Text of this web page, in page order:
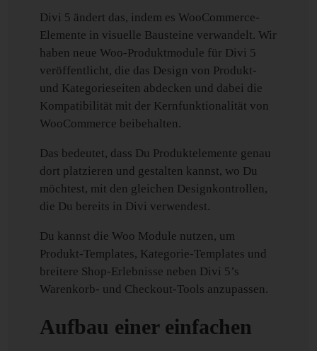
Divi 5 ändert das, indem es WooCommerce-
Elemente in visuelle Bausteine verwandelt. Wir
haben neue Woo-Produktmodule für Divi 5
veröffentlicht, die das Design von Produkt-
und Kategorieseiten abdecken und dabei die
Kompatibilität mit der Kernfunktionalität von
WooCommerce beibehalten.
Das bedeutet, dass Du Produktelemente genau
dort platzieren und gestalten kannst, wo Du
möchtest, mit den gleichen Designkontrollen,
die Du bereits in Divi verwendest.
Du kannst die Woo Module nutzen, um
Produkt-Templates, Kategorie-Templates und
breitere Shop-Erlebnisse neben Divi 5’s
Warenkorb- und Checkout-Tools anzupassen.
Aufbau einer einfachen